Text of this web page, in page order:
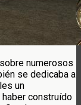
numerosos
se dedicaba a
un
construído